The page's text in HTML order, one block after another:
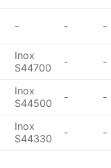
- - -
Inox
S44700
- -
Inox
S44500
- -
Inox
S44330
- -